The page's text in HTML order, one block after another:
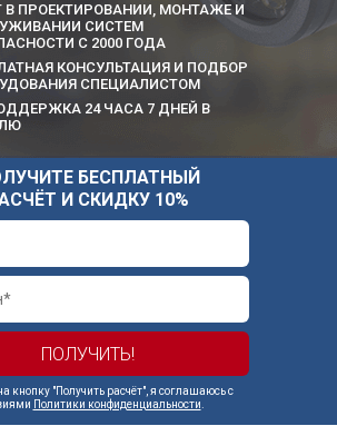
В ПРОЕКТИРОВАНИИ, МОНТАЖЕ И
СИСТЕМ
С 2000 ГОДА
КОНСУЛЬТАЦИЯ И ПОДБОР
СПЕЦИАЛИСТОМ
24 ЧАСА 7 ДНЕЙ В
БЕСПЛАТНЫЙ
И СКИДКУ 10%
кнопку "Получить расчёт", я соглашаюсь с
Политики конфиденциальности